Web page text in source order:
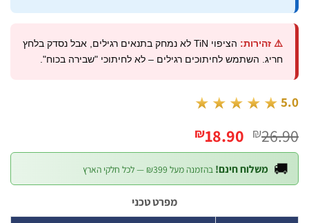
⚠️ זהירות:
הציפוי TiN לא נמחק בתנאים רגילים, אבל נסדק בלחץ
חריג. השתמש לחיתוכים רגילים – לא לחיתוכי "שבירה בכוח".
★★★★★
₪ המחיר
המקורי
היה:
₪26.90.
₪18.90 המחיר
הנוכחי
הוא:
₪18.90.
משלוח חינם! בהזמנה מעל ₪399 — לכל חלקי הארץ
מפרט טכני